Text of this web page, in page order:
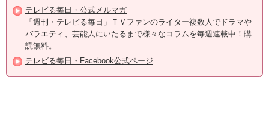
テレビる毎日・公式メルマガ
「週刊・テレビる毎日」ＴＶファンのライター複数人でドラマや
バラエティ、芸能人にいたるまで様々なコラムを毎週連載中！購
読無料。
テレビる毎日・Facebook公式ページ